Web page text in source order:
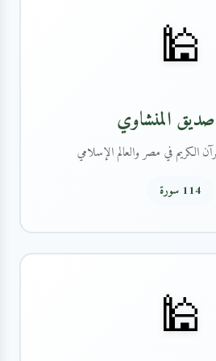
🕌
المنشاوي
الكريم في مصر والعالم الإسلامي
114 سورة
🕌